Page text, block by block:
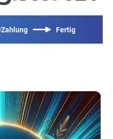
Zahlung Fertig